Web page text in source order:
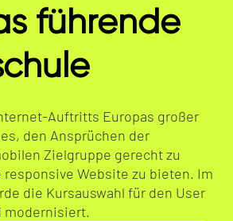
führende
Auftritts Europas großer
den Ansprüchen der
Zielgruppe gerecht zu
Website zu bieten. Im
die Kursauswahl für den User
modernisiert.